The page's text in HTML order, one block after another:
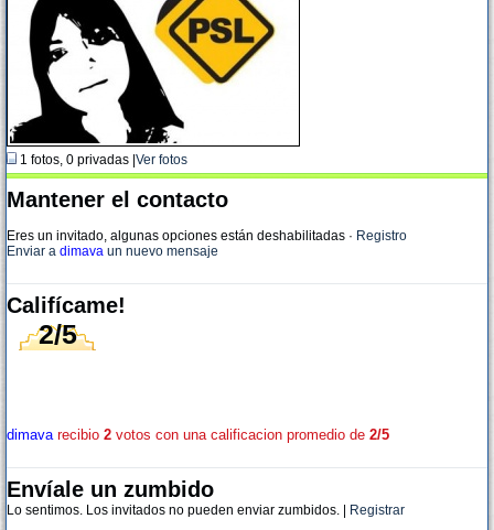
1 fotos, 0 privadas | Ver fotos
Mantener el contacto
Eres un invitado, algunas opciones están deshabilitadas · Registro
Enviar a dimava un nuevo mensaje
Califícame!
2/5
dimavarecibio 2 votos con una calificacion promedio de 2/5
Envíale un zumbido
Lo sentimos. Los invitados no pueden enviar zumbidos. | Registrar